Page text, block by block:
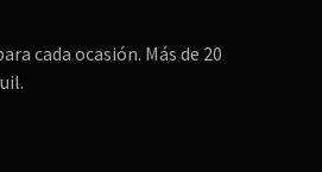
cada ocasión. Más de 20